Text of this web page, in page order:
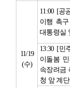
11/19
(수)
11:00 [공
이행 촉
대통령실
13:30 [민
이돌봄
속장려금
청 앞 계단